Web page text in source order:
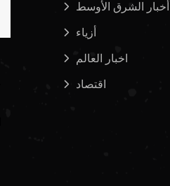
أخبار الشرق الأوسط
أزياء
اخبار العالم
اقتصاد